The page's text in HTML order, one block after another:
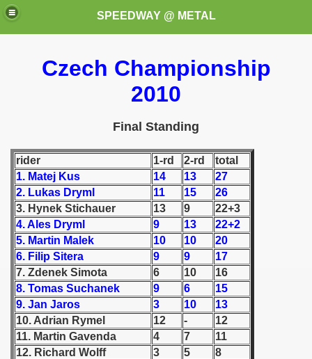
SPEEDWAY @ METAL
Czech Championship
2010
Final Standing
rider 1-rd 2-rd
total
1. Matej Kus
14 13
27
2. Lukas Dryml
11 15
26
3. Hynek Stichauer
13 9
22+3
4. Ales Dryml
9 13
22+2
5. Martin Malek
10 10
20
6. Filip Sitera
9 9
17
7. Zdenek Simota
6 10
16
8. Tomas Suchanek
9 6
15
9. Jan Jaros
3 10
13
10. Adrian Rymel
12 -
12
11. Martin Gavenda
4 7
11
12. Richard Wolff
3 5
8
these speedway programms)
(My speedway programmes to exchange or sale)
Świata (World Speedway Championship)